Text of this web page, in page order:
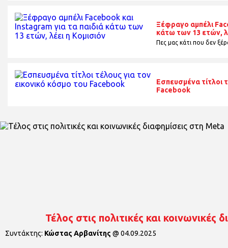
Ξέφραγο αμπέλι
κάτω των 13 ετών,
Πες μας κάτι που δεν
Εσπευσμένα τίτλοι
Facebook
Τέλος στις πολιτικές και κοινωνικές
Συντάκτης: Κώστας Αρβανίτης @ 04.09.2025